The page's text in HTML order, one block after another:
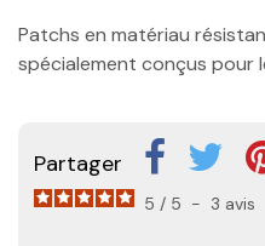
Patchs en matériau
spécialement conçus pour
Partager
5 / 5 - 3 avis